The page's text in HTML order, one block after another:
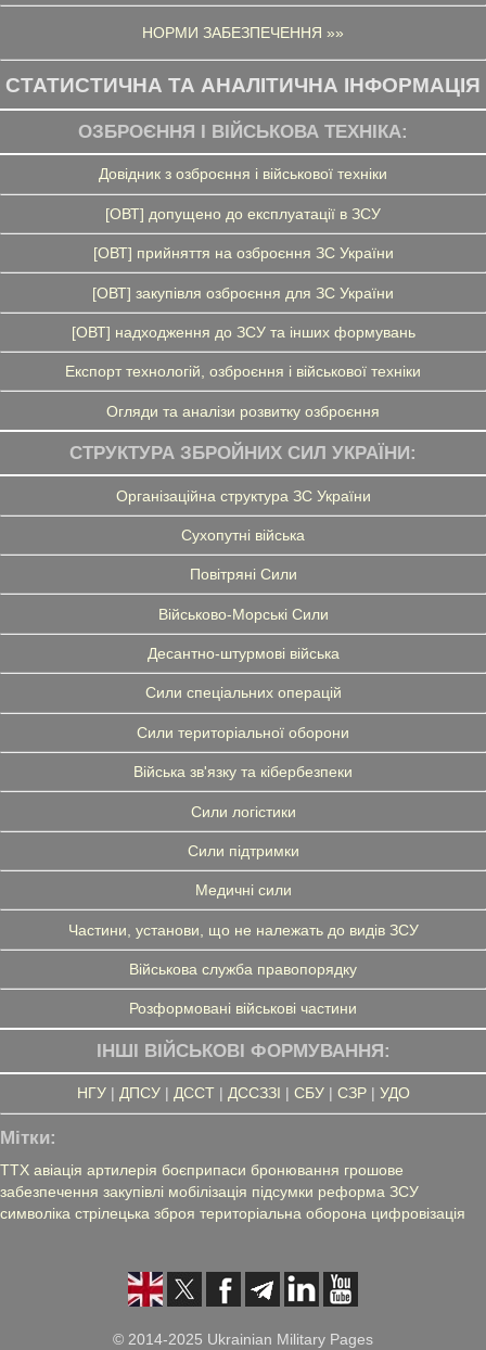
НОРМИ ЗАБЕЗПЕЧЕННЯ »»
СТАТИСТИЧНА ТА АНАЛІТИЧНА ІНФОРМАЦІЯ
ОЗБРОЄННЯ І ВІЙСЬКОВА ТЕХНІКА:
Довідник з озброєння і військової техніки
[ОВТ] допущено до експлуатації в ЗСУ
[ОВТ] прийняття на озброєння ЗС України
[ОВТ] закупівля озброєння для ЗС України
[ОВТ] надходження до ЗСУ та інших формувань
Експорт технологій, озброєння і військової техніки
Огляди та аналізи розвитку озброєння
СТРУКТУРА ЗБРОЙНИХ СИЛ УКРАЇНИ:
Організаційна структура ЗС України
Сухопутні війська
Повітряні Сили
Військово-Морські Сили
Десантно-штурмові війська
Сили спеціальних операцій
Сили територіальної оборони
Війська зв'язку та кібербезпеки
Сили логістики
Сили підтримки
Медичні сили
Частини, установи, що не належать до видів ЗСУ
Військова служба правопорядку
Розформовані військові частини
ІНШІ ВІЙСЬКОВІ ФОРМУВАННЯ:
НГУ| ДПСУ| ДССТ| ДССЗЗІ | СБУ| СЗР| УДО
Мітки:
ТТХ авіація артилерія боєприпаси бронювання грошове
забезпечення закупівлі мобілізація підсумки реформа ЗСУ
символіка стрілецька зброя територіальна оборона цифровізація
© 2014-2025 Ukrainian Military Pages